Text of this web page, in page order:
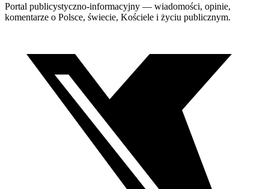
Portal publicystyczno-informacyjny — wiadomości, opinie,
komentarze o Polsce, świecie, Kościele i życiu publicznym.